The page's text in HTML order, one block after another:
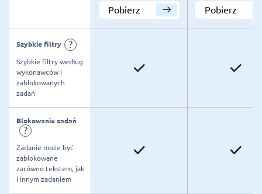
Pobierz Pobierz
Szybkie filtry ?
Szybkie filtry według
wykonawców i
zablokowanych
zadań
Blokowanie zadań
?
Zadanie może być
zablokowane
zarówno tekstem, jak
i innym zadaniem